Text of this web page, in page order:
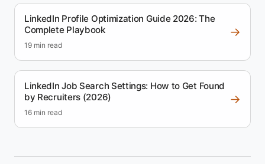
LinkedIn Profile Optimization Guide 2026: The
Complete Playbook
19 min read
→
LinkedIn Job Search Settings: How to Get Found
by Recruiters (2026)
16 min read
→